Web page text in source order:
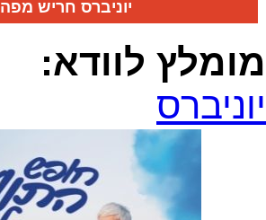
יוניברס חריש מפה
מומלץ לוודא:
יוניברס